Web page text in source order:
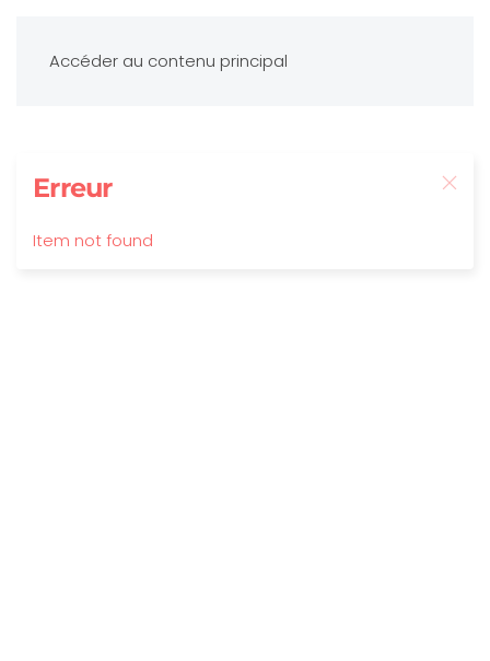
Accéder au contenu principal
Erreur
Item not found